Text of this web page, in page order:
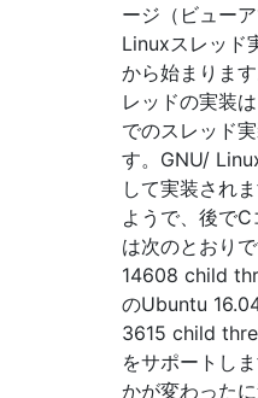
ージ（ビュー
Linuxスレッド
から始まりま
レッドの実装
でのスレッド
す。GNU/
して実装され
ようで、後で
は次のとおり
14608 child
のUbuntu
3615 child
をサポートし
かが変わった